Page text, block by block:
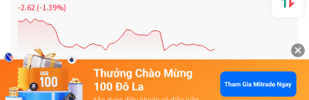
-2.62(-1.39%)
Halliburton Co
31.85 Giao dịch